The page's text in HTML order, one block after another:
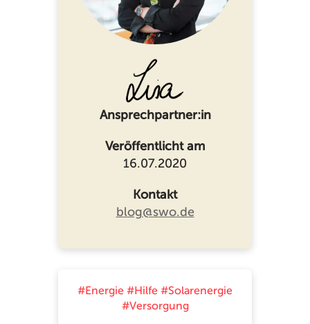
Ansprechpartner:in
Veröffentlicht am
16.07.2020
Kontakt
blog@swo.de
#Energie #Hilfe #Solarenergie
#Versorgung